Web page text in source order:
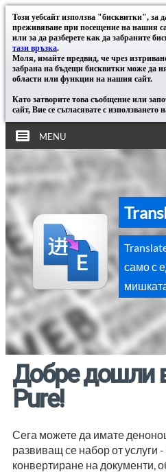
Този уебсайт използва "бисквитки", за
преживяване при посещение на нашия
или за да разберете как да забраните
тази връзка.
Моля, имайте предвид, че чрез
забрана на бъдещи бисквитки може да
области или функции на нашия сайт.
Като затворите това съобщение или
сайт, Вие се съгласявате с използването
MENU
само с
Добре дошли
Pure!
Сега можете да имате
развиващ се набор от услуги
конвертиране на документи,